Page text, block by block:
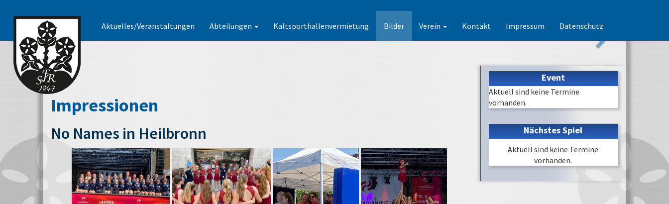
Aktuelles/Veranstaltungen Abteilungen Kaltsporthallenvermietung Bilder Verein Kontakt Impressum Datenschutz
Impressionen
No Names in Heilbronn
Event
Aktuell sind keine Termine
vorhanden.
Nächstes Spiel
Aktuell sind keine Termine
vorhanden.